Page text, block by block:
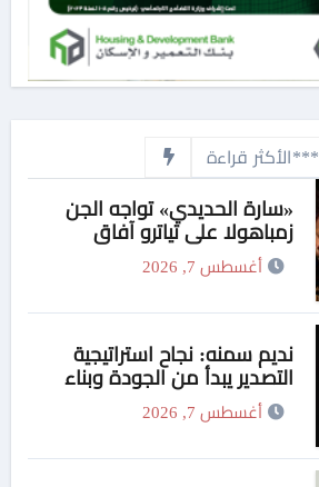
***الأكثر قراءة
«سارة الحديدي» تواجه الجن
زمباهولا على تياترو آفاق
أغسطس 7, 2026
نديم سمنه: نجاح استراتيجية
التصدير يبدأ من الجودة وبناء
الثقة في شعار “صنع في مصر”
أغسطس 7, 2026